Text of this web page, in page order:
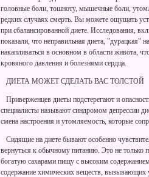
головные боли, тошноту, мышечные боли,
редких случаях смерть. Вы можете ощущать
при сбалансированной диете. Исследования,
показали, что неправильная диета, "дурацкая"
накапливаться в основном в области живота,
кровяного давления и болезнями сердца.
ДИЕТА МОЖЕТ СДЕЛАТЬ ВАС ТОЛСТОЙ
Приверженцев диеты подстерегают и
специалисты называют синдромом депрессии
смена настроения и утомляемость, которые
Сидящие на диете бывают особенно
вернуться к обычному питанию. Это не
богатую сахарами пищу с высоким
содержание химических веществ, вызывающих